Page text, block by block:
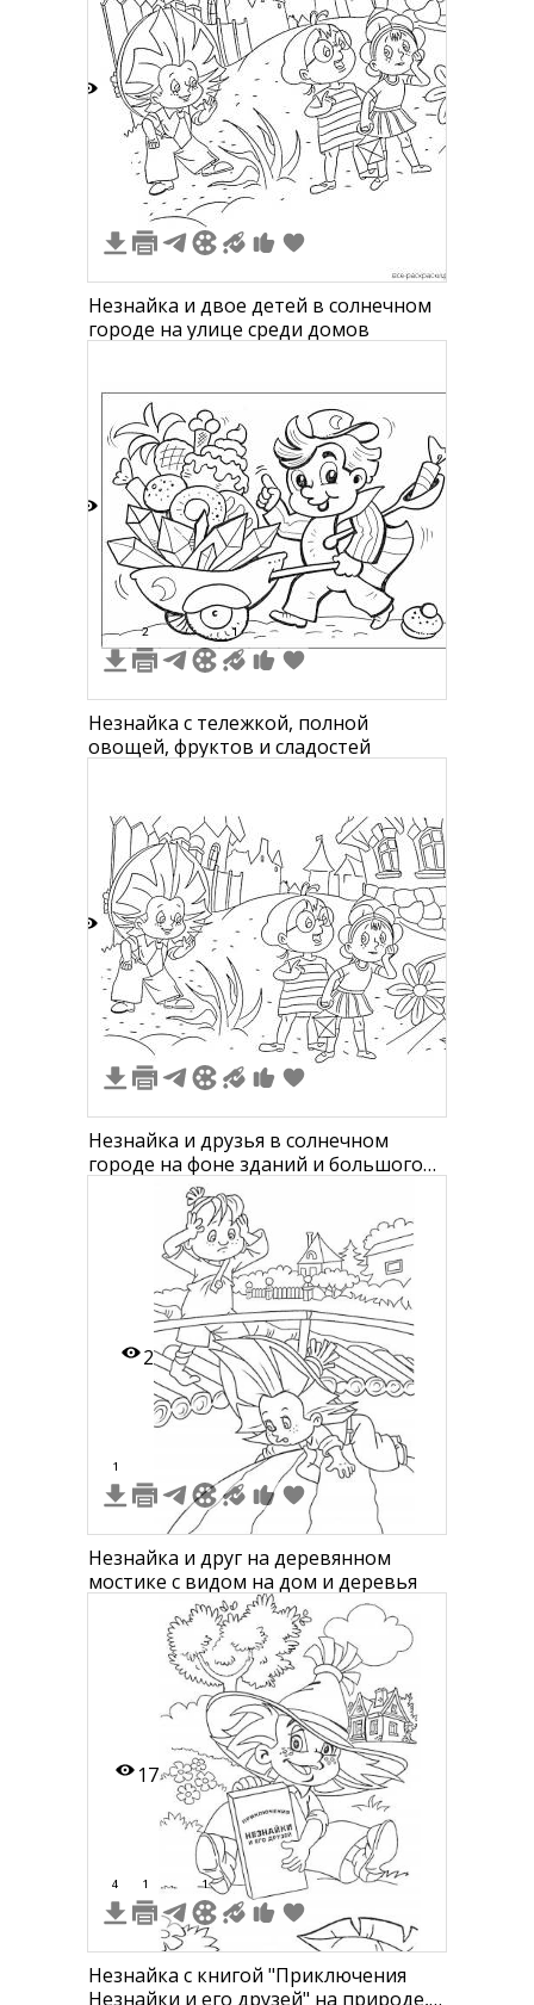
Незнайка и двое детей в солнечном
городе на улице среди домов
2 1
Незнайка с тележкой, полной
овощей, фруктов и сладостей
Незнайка и друзья в солнечном
городе на фоне зданий и большого
2
1
Незнайка и друг на деревянном
мостике с видом на дом и деревья
17
4 1 1
Незнайка с книгой "Приключения
Незнайки и его друзей" на природе,